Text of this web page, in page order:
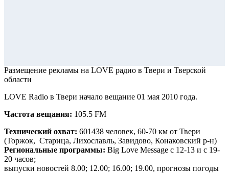
Размещение рекламы на LOVE радио в Твери и Тверской
области
LOVE Radio в Твери начало вещание 01 мая 2010 года.
Частота вещания: 105.5 FM
Технический охват: 601438 человек, 60-70 км от Твери
(Торжок, Старица, Лихославль, Завидово, Конаковский р-н)
Региональные программы: Big Love Message с 12-13 и с 19-
20 часов;
выпуски новостей 8.00; 12.00; 16.00; 19.00, прогнозы погоды